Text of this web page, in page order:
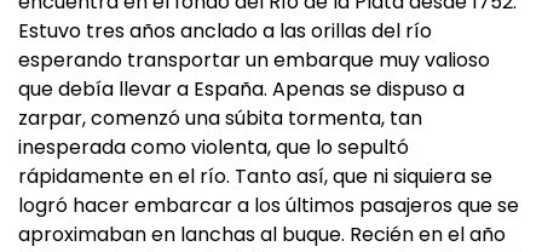
Estuvo tres años anclado a las orillas del río
esperando transportar un embarque muy valioso
que debía llevar a España. Apenas se dispuso a
zarpar, comenzó una súbita tormenta, tan
inesperada como violenta, que lo sepultó
rápidamente en el río. Tanto así, que ni siquiera se
logró hacer embarcar a los últimos pasajeros que se
aproximaban en lanchas al buque. Recién en el año